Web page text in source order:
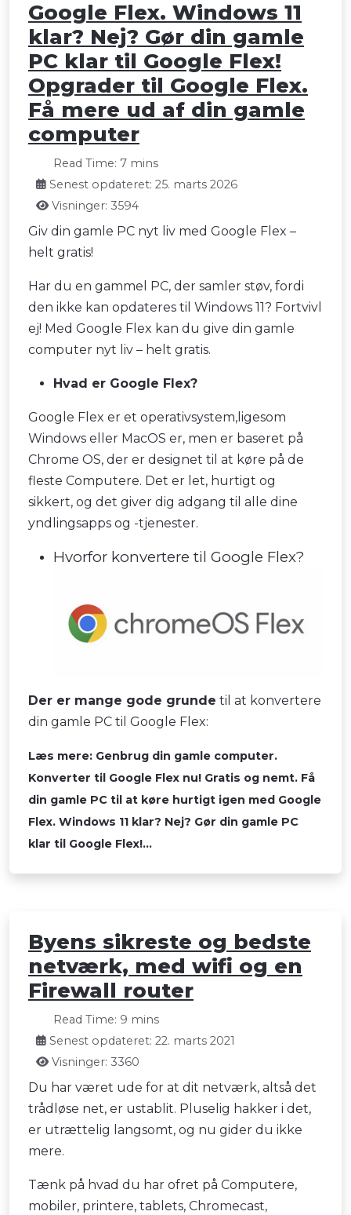
Google Flex. Windows 11
klar? Nej? Gør din gamle
PC klar til Google Flex!
Opgrader til Google Flex.
Få mere ud af din gamle
computer
Read Time: 7 mins
Senest opdateret: 25. marts 2026
Visninger: 3594
Giv din gamle PC nyt liv med Google Flex –
helt gratis!
Har du en gammel PC, der samler støv, fordi
den ikke kan opdateres til Windows 11? Fortvivl
ej! Med Google Flex kan du give din gamle
computer nyt liv – helt gratis.
Hvad er Google Flex?
Google Flex er et operativsystem,ligesom
Windows eller MacOS er, men er baseret på
Chrome OS, der er designet til at køre på de
fleste Computere. Det er let, hurtigt og
sikkert, og det giver dig adgang til alle dine
yndlingsapps og -tjenester.
Hvorfor konvertere til Google Flex?
Der er mange gode grunde til at konvertere
din gamle PC til Google Flex:
Læs mere: Genbrug din gamle computer.
Konverter til Google Flex nu! Gratis og nemt. Få
din gamle PC til at køre hurtigt igen med Google
Flex. Windows 11 klar? Nej? Gør din gamle PC
klar til Google Flex!...
Byens sikreste og bedste
netværk, med wifi og en
Firewall router
Read Time: 9 mins
Senest opdateret: 22. marts 2021
Visninger: 3360
Du har været ude for at dit netværk, altså det
trådløse net, er ustablit. Pluselig hakker i det,
er utrættelig langsomt, og nu gider du ikke
mere.
Tænk på hvad du har ofret på Computere,
mobiler, printere, tablets, Chromecast,